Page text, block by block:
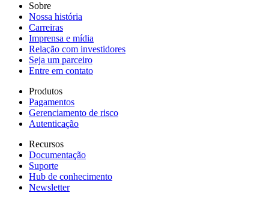
Sobre
Nossa história
Carreiras
Imprensa e mídia
Relação com investidores
Seja um parceiro
Entre em contato
Produtos
Pagamentos
Gerenciamento de risco
Autenticação
Recursos
Documentação
Suporte
Hub de conhecimento
Newsletter